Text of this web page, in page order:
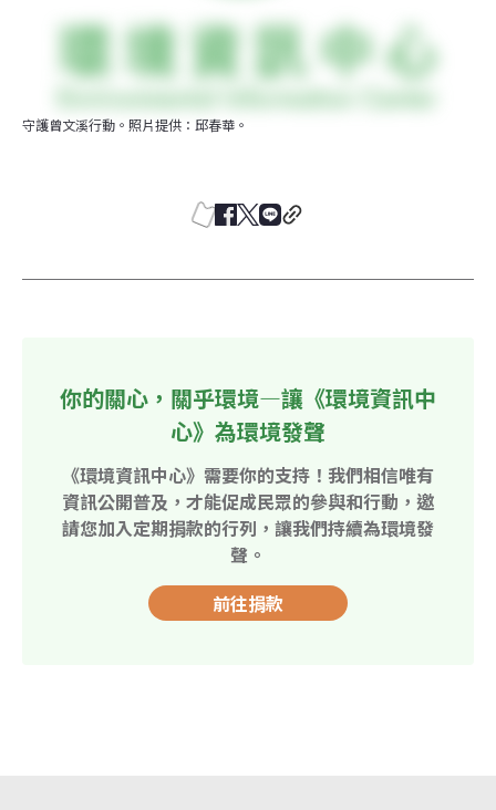
守護曾文溪行動。照片提供：邱春華。
你的關心，關乎環境—讓《環境資訊中
心》為環境發聲
《環境資訊中心》需要你的支持！我們相信唯有
資訊公開普及，才能促成民眾的參與和行動，邀
請您加入定期捐款的行列，讓我們持續為環境發
聲。
前往捐款